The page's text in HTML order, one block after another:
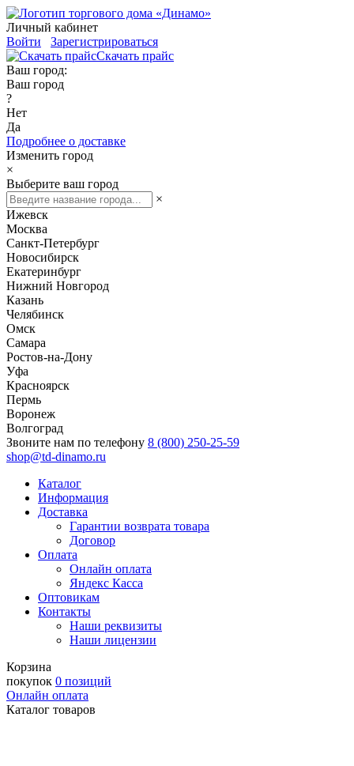
Личный кабинет
Войти
Зарегистрироваться
Скачать прайс
Ваш город:
Ваш город
?
Нет
Да
Подробнее о доставке
Изменить город
×
Выберите ваш город
×
Ижевск
Москва
Санкт-Петербург
Новосибирск
Екатеринбург
Нижний Новгород
Казань
Челябинск
Омск
Самара
Ростов-на-Дону
Уфа
Красноярск
Пермь
Воронеж
Волгоград
Звоните нам по телефону 8 (800) 250-25-59
shop@td-dinamo.ru
Каталог
Информация
Доставка
Гарантии возврата товара
Договор
Оплата
Онлайн оплата
Яндекс Касса
Оптовикам
Контакты
Наши реквизиты
Наши лицензии
Корзина
покупок 0 позиций
Онлайн оплата
Каталог товаров